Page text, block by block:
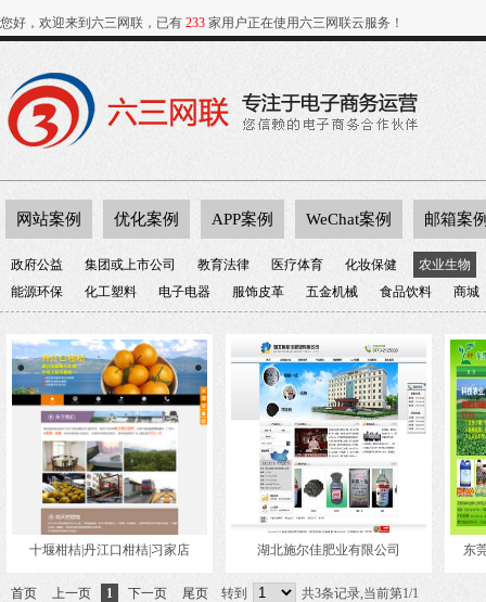
您好，欢迎来到六三网联，已有 233 家用户正在使用六三网联云服务！
网站案例 优化案例 APP案例 WeChat案例 邮箱案
政府公益 集团或上市公司 教育法律 医疗体育 化妆保健
农业生物
能源环保
化工塑料 电子电器 服饰皮革 五金机械 食品饮料 商城
十堰柑桔|丹江口柑桔|习家店 湖北施尔佳肥业有限公司 东
首页 上一页 1 下一页 尾页 转到 共3条记录,当前第1/1